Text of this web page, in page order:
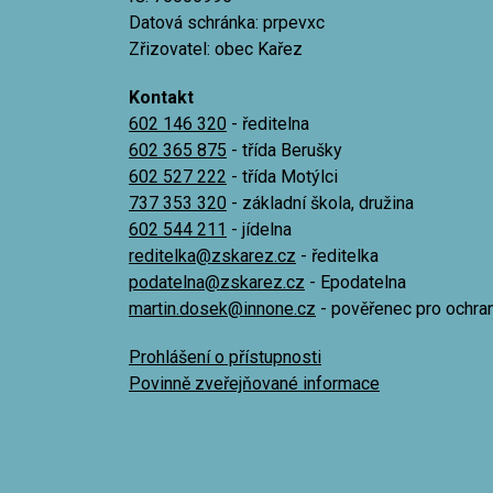
Datová schránka: prpevxc
Zřizovatel: obec Kařez
Kontakt
602 146 320 - ředitelna
602 365 875 - třída Berušky
602 527 222 - třída Motýlci
737 353 320 - základní škola, družina
602 544 211 - jídelna
reditelka@zskarez.cz - ředitelka
podatelna@zskarez.cz - Epodatelna
martin.dosek@innone.cz - pověřenec pro
Prohlášení o přístupnosti
Povinně zveřejňované informace